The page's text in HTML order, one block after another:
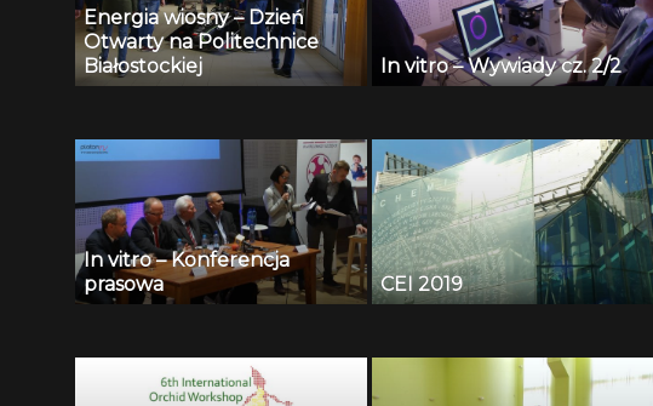
Energia wiosny – Dzień
Otwarty na Politechnice
Białostockiej
In vitro – Wywiady cz. 2/2
In vitro – Konferencja
prasowa
CEI 2019